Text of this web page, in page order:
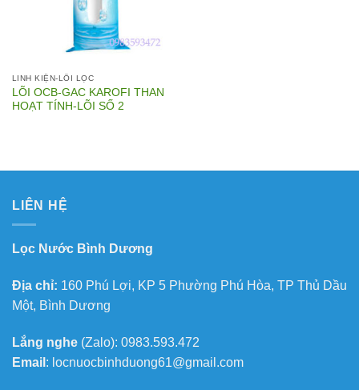
LINH KIỆN-LÕI LỌC
LÕI OCB-GAC KAROFI THAN
HOẠT TÍNH-LÕI SỐ 2
LIÊN HỆ
Lọc Nước Bình Dương
Địa chỉ: 160 Phú Lợi, KP 5 Phường Phú Hòa, TP Thủ Dầu
Một, Bình Dương
Lắng nghe (Zalo): 0983.593.472
Email : locnuocbinhduong61@gmail.com